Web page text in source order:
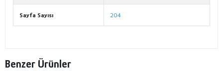
Sayfa Sayısı 204
Benzer Ürünler